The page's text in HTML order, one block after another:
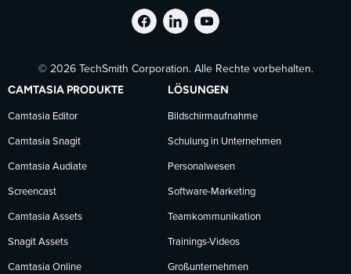
TechSmith
auf
Facebook
folgen
TechSmith
auf
LinkedIn
folgen
TechSmith
auf
YouTube
folgen
© 2026 TechSmith Corporation. Alle Rechte vorbehalten.
CAMTASIA PRODUKTE
Camtasia Editor
Camtasia Snagit
Camtasia Audiate
Screencast
Camtasia Assets
Snagit Assets
Camtasia Online
LÖSUNGEN
Bildschirmaufnahme
Schulung in Unternehmen
Personalwesen
Software-Marketing
Teamkommunikation
Trainings-Videos
Großunternehmen